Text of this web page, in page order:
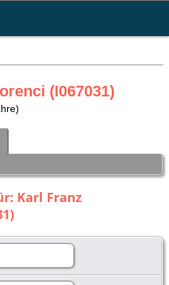
(I067031)
Karl Franz